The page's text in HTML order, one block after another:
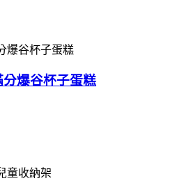
分爆谷杯子蛋糕